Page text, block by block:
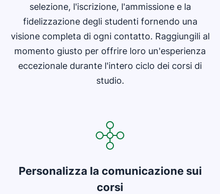
selezione, l'iscrizione, l'ammissione e la
fidelizzazione degli studenti fornendo una
visione completa di ogni contatto. Raggiungili al
momento giusto per offrire loro un'esperienza
eccezionale durante l'intero ciclo dei corsi di
studio.
Personalizza la comunicazione sui
corsi